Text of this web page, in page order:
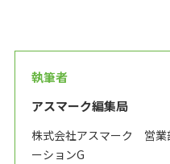
執筆者
アスマーク編集局
株式会社アスマーク 営
ーションG